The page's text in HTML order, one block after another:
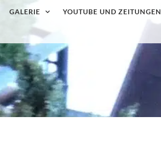
GALERIE YOUTUBE UND ZEITUNGEN